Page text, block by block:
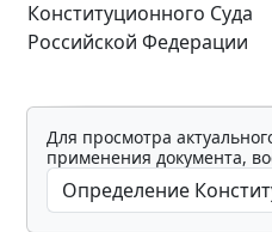
Конституционного Суда
Российской Федерации
Для просмотра
применения документа,